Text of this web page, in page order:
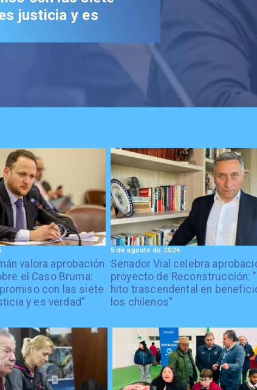
justicia y es
valora aprobación
el Caso Bruma:
con las siete
y es verdad"
Senador Vial celebra
proyecto de Reconstrucción:
hito trascendental en
los chilenos"
5 de agosto de 2026